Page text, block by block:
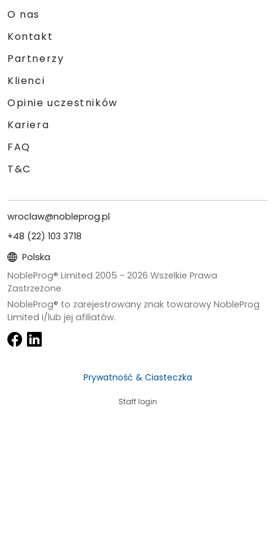
O nas
Kontakt
Partnerzy
Klienci
Opinie uczestników
Kariera
FAQ
T&C
wroclaw@nobleprog.pl
+48 (22) 103 3718
Polska
NobleProg® Limited 2005 - 2026 Wszelkie Prawa
Zastrzeżone
NobleProg® to zarejestrowany znak towarowy NobleProg
Limited i/lub jej afiliatów.
Prywatność & Ciasteczka
Staff login